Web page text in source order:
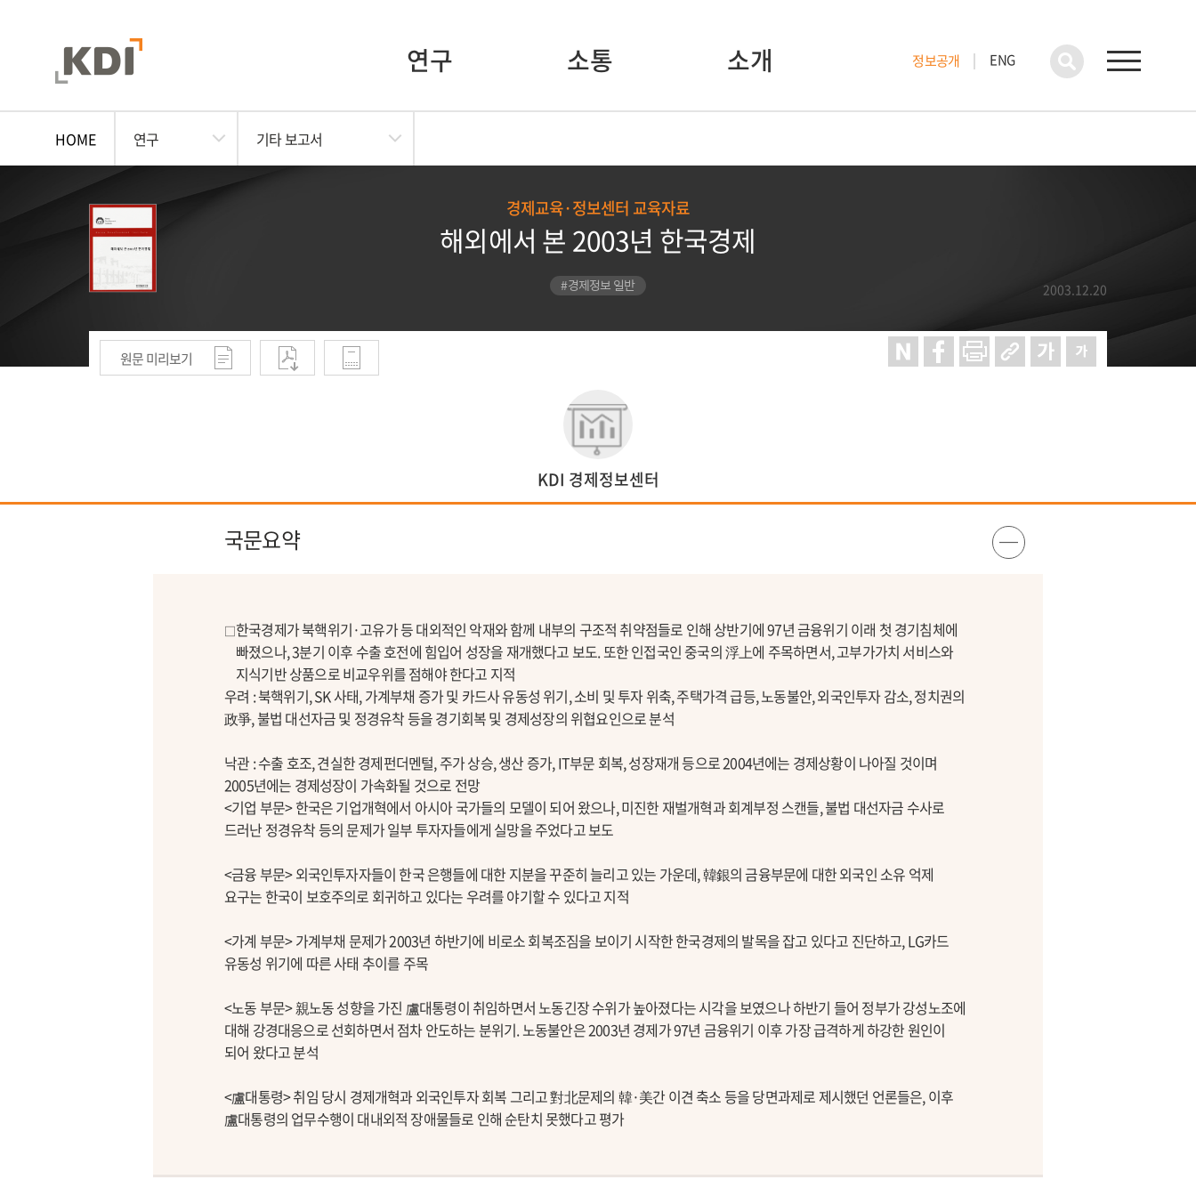
연구 소통 소개 정보공개 ENG
HOME 연구 기타 보고서
경제교육·정보센터 교육자료
해외에서 본 2003년 한국경제
#경제정보 일반 2003.12.20
원문 미리보기
KDI 경제정보센터
국문요약
□한국경제가 북핵위기·고유가 등 대외적인 악재와 함께 내부의 구조적 취약점들로 인해 상반기에 97년 금융위기 이래 첫 경기침체에
빠졌으나, 3분기 이후 수출 호전에 힘입어 성장을 재개했다고 보도. 또한 인접국인 중국의 浮上에 주목하면서, 고부가가치 서비스와
지식기반 상품으로 비교우위를 점해야 한다고 지적
우려 : 북핵위기, SK 사태, 가계부채 증가 및 카드사 유동성 위기, 소비 및 투자 위축, 주택가격 급등, 노동불안, 외국인투자 감소, 정치권의
政爭, 불법 대선자금 및 정경유착 등을 경기회복 및 경제성장의 위협요인으로 분석
낙관 : 수출 호조, 견실한 경제펀더멘털, 주가 상승, 생산 증가, IT부문 회복, 성장재개 등으로 2004년에는 경제상황이 나아질 것이며
2005년에는 경제성장이 가속화될 것으로 전망
<기업 부문> 한국은 기업개혁에서 아시아 국가들의 모델이 되어 왔으나, 미진한 재벌개혁과 회계부정 스캔들, 불법 대선자금 수사로
드러난 정경유착 등의 문제가 일부 투자자들에게 실망을 주었다고 보도
<금융 부문> 외국인투자자들이 한국 은행들에 대한 지분을 꾸준히 늘리고 있는 가운데, 韓銀의 금융부문에 대한 외국인 소유 억제
요구는 한국이 보호주의로 회귀하고 있다는 우려를 야기할 수 있다고 지적
<가계 부문> 가계부채 문제가 2003년 하반기에 비로소 회복조짐을 보이기 시작한 한국경제의 발목을 잡고 있다고 진단하고, LG카드
유동성 위기에 따른 사태 추이를 주목
<노동 부문> 親노동 성향을 가진 盧대통령이 취임하면서 노동긴장 수위가 높아졌다는 시각을 보였으나 하반기 들어 정부가 강성노조에
대해 강경대응으로 선회하면서 점차 안도하는 분위기. 노동불안은 2003년 경제가 97년 금융위기 이후 가장 급격하게 하강한 원인이
되어 왔다고 분석
<盧대통령> 취임 당시 경제개혁과 외국인투자 회복 그리고 對北문제의 韓·美간 이견 축소 등을 당면과제로 제시했던 언론들은, 이후
盧대통령의 업무수행이 대내외적 장애물들로 인해 순탄치 못했다고 평가